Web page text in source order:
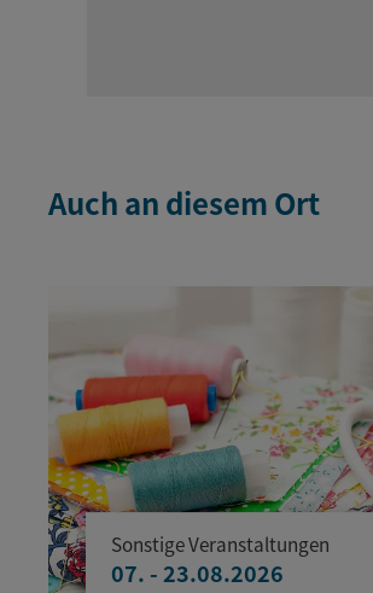
Auch an diesem Ort
Sonstige Veranstaltungen
07. - 23.08.2026